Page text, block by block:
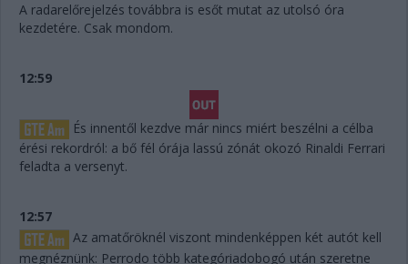
A radarelőrejelzés továbbra is esőt mutat az utolsó óra
kezdetére. Csak mondom.
12:59
És innentől kezdve már nincs miért beszélni a célba
érési rekordról: a bő fél órája lassú zónát okozó Rinaldi Ferrari
feladta a versenyt.
12:57
Az amatőröknél viszont mindenképpen két autót kell
megnéznünk: Perrodo több kategóriadobogó után szeretne